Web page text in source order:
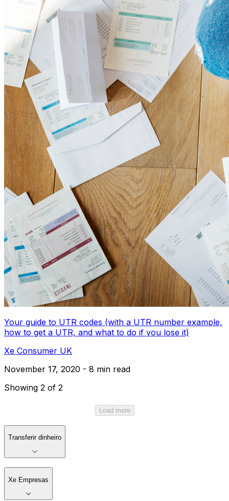
Your guide to UTR codes (with a UTR number example,
how to get a UTR, and what to do if you lose it)
Xe Consumer UK
November 17, 2020 - 8 min read
Showing 2 of 2
Load more
Transferir dinheiro
Xe Empresas